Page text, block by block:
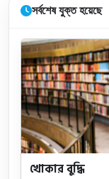
সর্বশেষ যুক্ত হয়েছে
খোকার বুদ্ধি